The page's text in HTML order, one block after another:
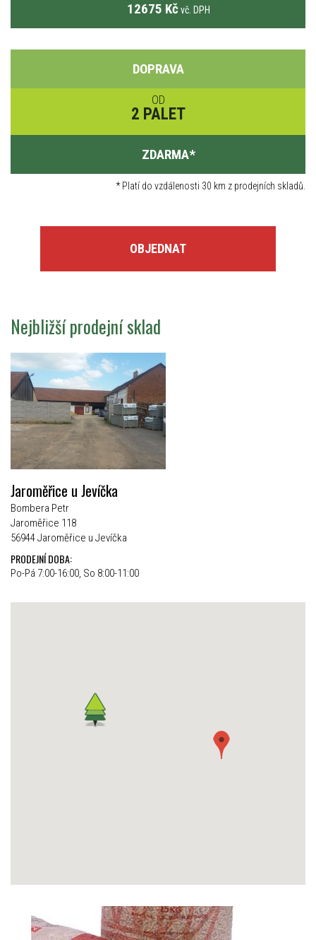
12675 Kč vč. DPH
DOPRAVA
OD
2 PALET
ZDARMA*
*Platí do vzdálenosti 30 km z prodejních skladů.
OBJEDNAT
Nejbližší prodejní sklad
Jaroměřice u Jevíčka
Bombera Petr
Jaroměřice 118
56944 Jaroměřice u Jevíčka
PRODEJNÍ DOBA:
Po-Pá 7:00-16:00, So 8:00-11:00